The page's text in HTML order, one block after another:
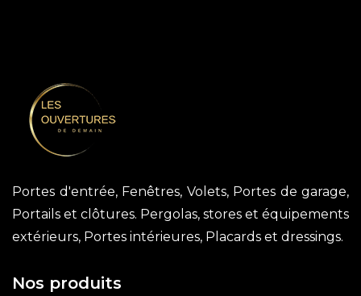
Portes d'entrée, Fenêtres, Volets, Portes de garage,
Portails et clôtures. Pergolas, stores et équipements
extérieurs, Portes intérieures, Placards et dressings.
Nos produits